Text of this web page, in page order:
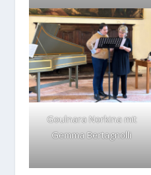
Goulnara Norkina mit
Gemma Bertagnolli